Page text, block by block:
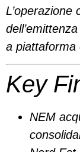
L’operazione
a piattaforma
Key
NEM